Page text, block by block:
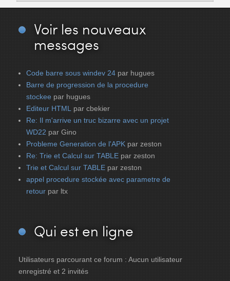
Voir les nouveaux
messages
Code barre sous windev 24 par hugues
Barre de progression de la procedure
stockee par hugues
Editeur HTML par cbekier
Re: Il m'arrive un truc bizarre avec un projet
WD22 par Gino
Probleme Generation de l'APK par zeston
Re: Trie et Calcul sur TABLE par zeston
Trie et Calcul sur TABLE par zeston
appel procedure stockée avec parametre de
retour par ltx
Qui est en ligne
Utilisateurs parcourant ce forum : Aucun utilisateur
enregistré et 2 invités